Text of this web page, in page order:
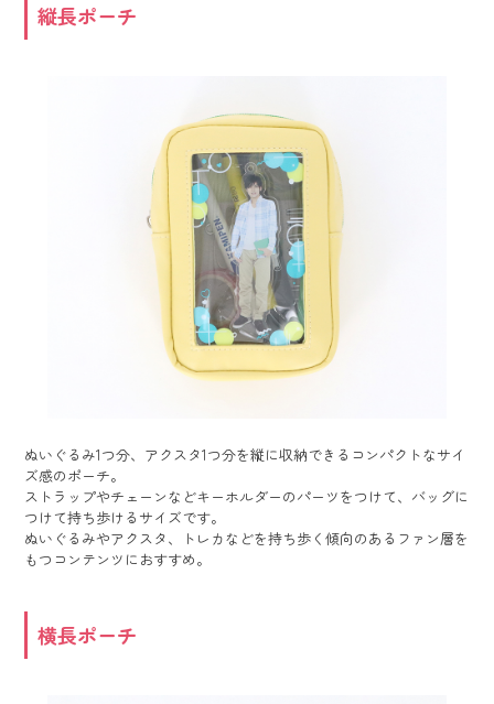
縦長ポーチ
ぬいぐるみ1つ分、アクスタ1つ分を縦に収納できるコンパクトなサイ
ズ感のポーチ。
ストラップやチェーンなどキーホルダーのパーツをつけて、バッグに
つけて持ち歩けるサイズです。
ぬいぐるみやアクスタ、トレカなどを持ち歩く傾向のあるファン層を
もつコンテンツにおすすめ。
横長ポーチ